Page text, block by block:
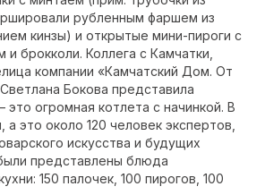
рубленным фаршем из
кинзы) и открытые мини-пироги с
брокколи. Коллега с Камчатки,
компании «Камчатский Дом. От
Бокова представила
огромная котлета с начинкой. В
а это около 120 человек экспертов,
искусства и будущих
представлены блюда
150 палочек, 100 пирогов, 100